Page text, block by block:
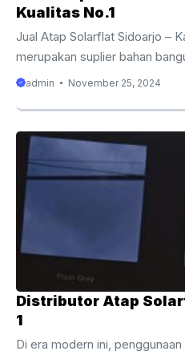
Kualitas No.1
Jual Atap Solarflat Sidoarjo –
merupakan suplier bahan
atap Solarflat / Solartuff Solid
anda. atap solarflat sangat
canopy rumah. karena sangat
yang masuk. khususnya kota
sekali yang menggunakan
satu suplier distributor atap
Sidoarjo.kami juga memiliki
wajib di ketahui oleh semua ...
admin November 25, 2024
Distributor Atap
1
Di era modern ini,